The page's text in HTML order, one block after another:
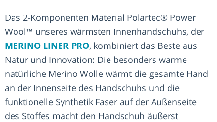
Das 2-Komponenten Material Polartec® Power
Wool™ unseres wärmsten Innenhandschuhs, der
MERINO LINER PRO, kombiniert das Beste aus
Natur und Innovation: Die besonders warme
natürliche Merino Wolle wärmt die gesamte Hand
an der Innenseite des Handschuhs und die
funktionelle Synthetik Faser auf der Außenseite
des Stoffes macht den Handschuh äußerst